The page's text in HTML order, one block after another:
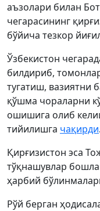
аъзолари билан
чегарасининг
бўйича тезкор
Ўзбекистон
билдириб,
тугатиш, вазиятни
қўшма чораларни
ошишига олиб
тийилишга чақирди.
Қирғизистон эса
тўқнашувлар
ҳарбий
Рўй берган